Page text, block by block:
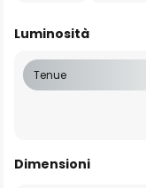
Luminosità
Tenue
Dimensioni